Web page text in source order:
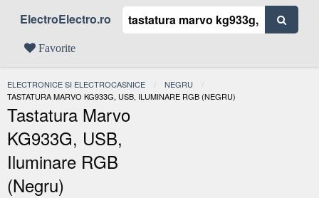
ElectroElectro.ro
Favorite
ELECTRONICE SI ELECTROCASNICE
NEGRU
ACTUAL:
TASTATURA MARVO KG933G, USB, ILUMINARE RGB (NEGRU)
Tastatura Marvo
KG933G, USB,
Iluminare RGB
(Negru)